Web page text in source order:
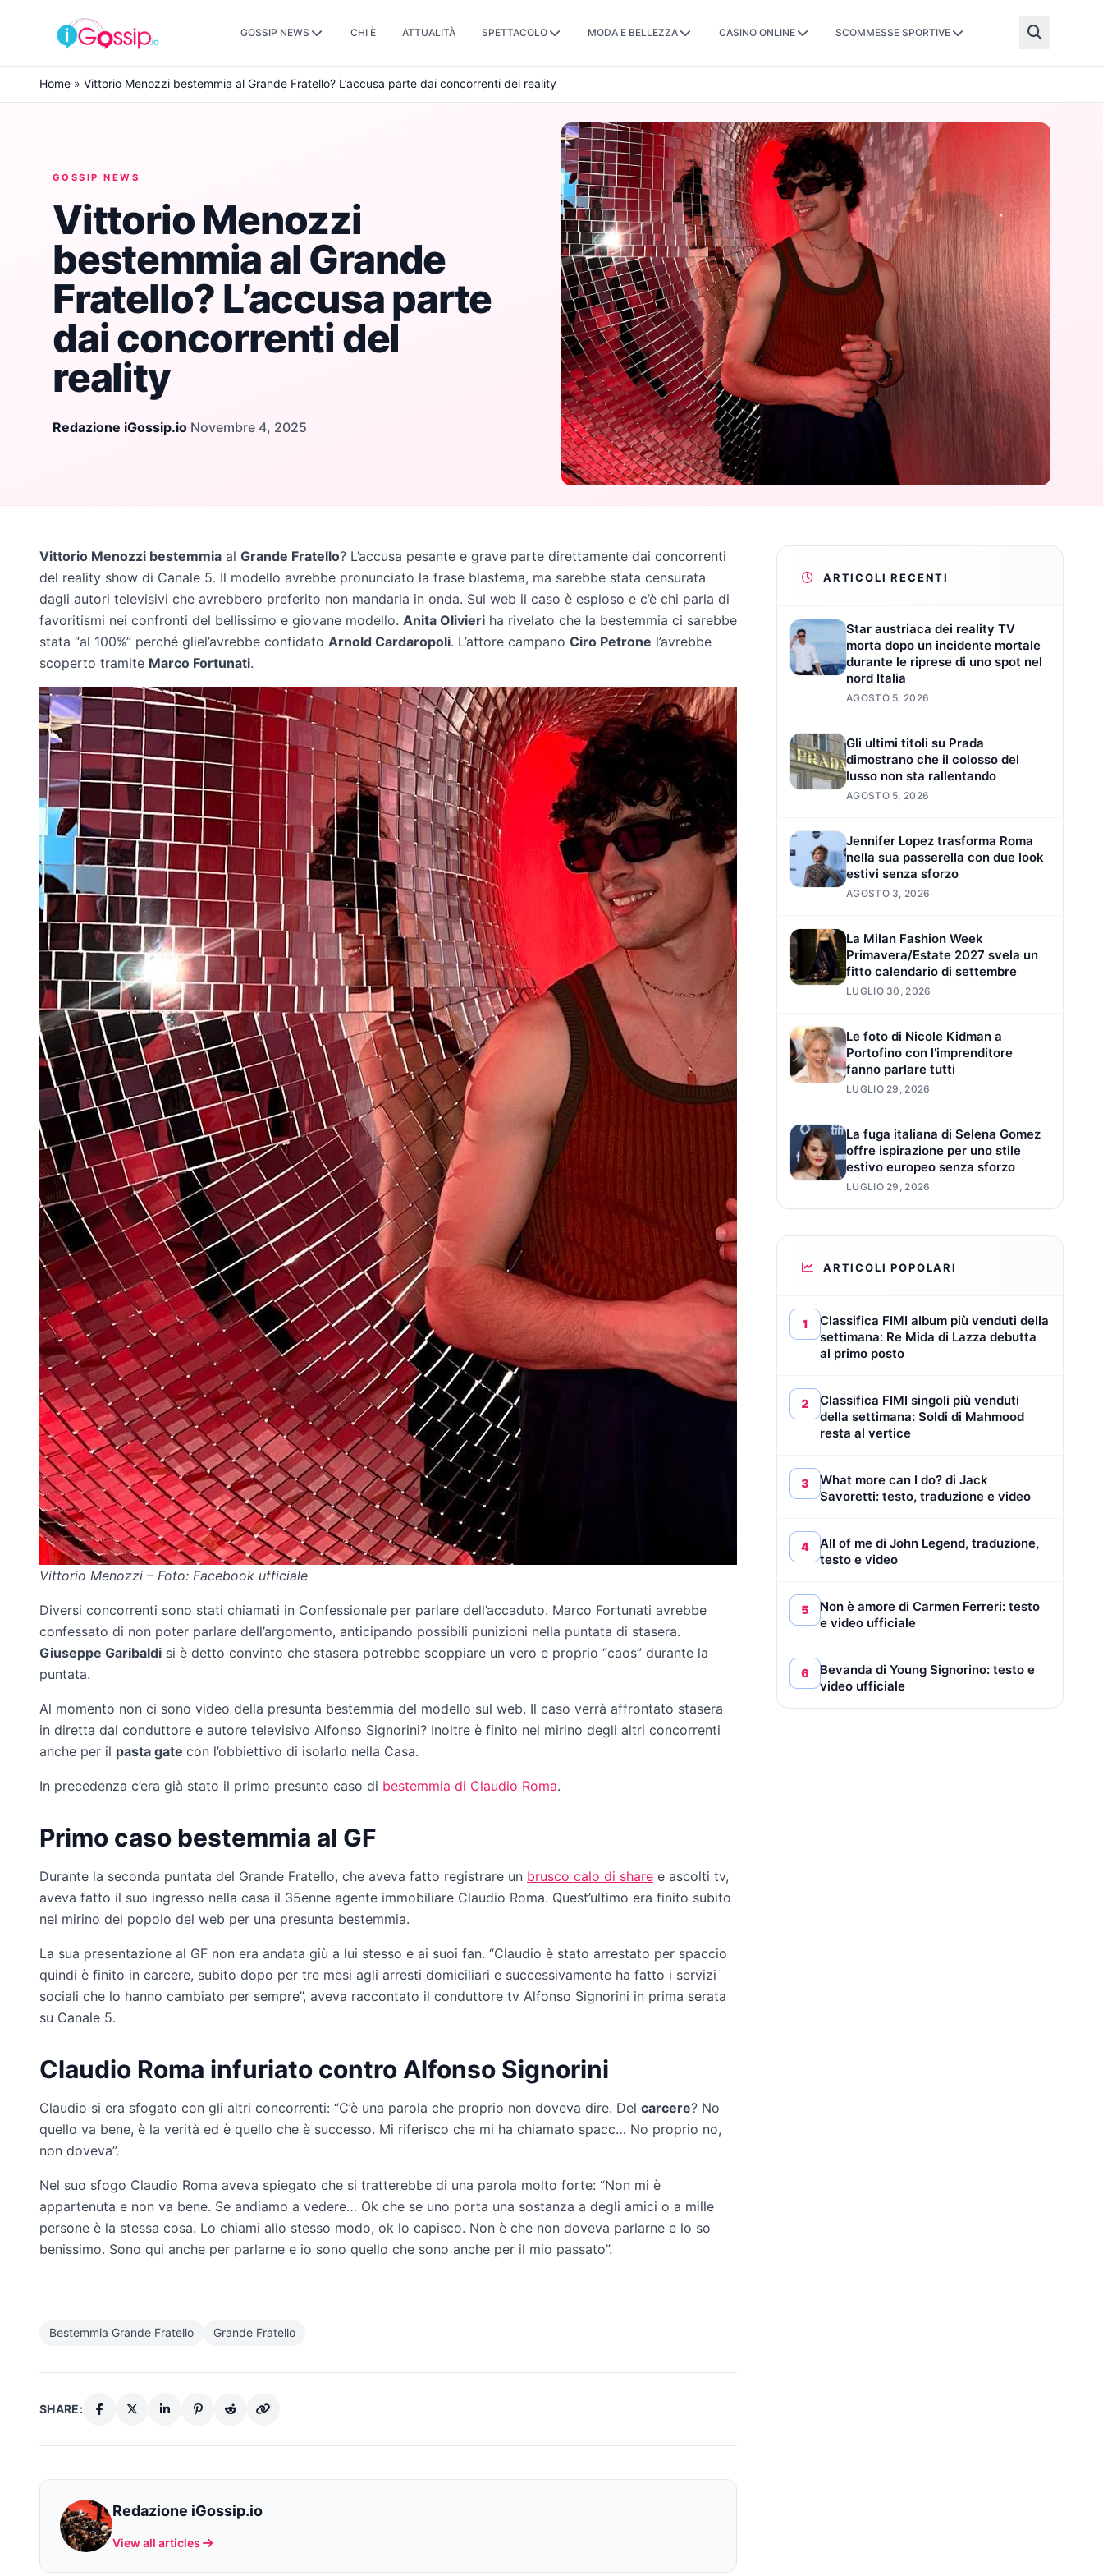
Skip to content
GOSSIP NEWS CHI È ATTUALITÀ SPETTACOLO MODA E BELLEZZA CASINO ONLINE SCOMMESSE SPORTIVE
Home » Vittorio Menozzi bestemmia al Grande Fratello? L’accusa parte dai concorrenti del reality
GOSSIP NEWS
Vittorio Menozzi
bestemmia al Grande
Fratello? L’accusa parte
dai concorrenti del
reality
Redazione iGossip.io·Novembre 4, 2025
Vittorio Menozzi bestemmia al Grande Fratello? L’accusa pesante e grave parte direttamente dai concorrenti
del reality show di Canale 5. Il modello avrebbe pronunciato la frase blasfema, ma sarebbe stata censurata
dagli autori televisivi che avrebbero preferito non mandarla in onda. Sul web il caso è esploso e c’è chi parla di
favoritismi nei confronti del bellissimo e giovane modello. Anita Olivieri ha rivelato che la bestemmia ci sarebbe
stata “al 100%” perché gliel’avrebbe confidato Arnold Cardaropoli. L’attore campano Ciro Petrone l’avrebbe
scoperto tramite Marco Fortunati.
Vittorio Menozzi – Foto: Facebook ufficiale
Diversi concorrenti sono stati chiamati in Confessionale per parlare dell’accaduto. Marco Fortunati avrebbe
confessato di non poter parlare dell’argomento, anticipando possibili punizioni nella puntata di stasera.
Giuseppe Garibaldi si è detto convinto che stasera potrebbe scoppiare un vero e proprio “caos” durante la
puntata.
Al momento non ci sono video della presunta bestemmia del modello sul web. Il caso verrà affrontato stasera
in diretta dal conduttore e autore televisivo Alfonso Signorini? Inoltre è finito nel mirino degli altri concorrenti
anche per il pasta gate con l’obbiettivo di isolarlo nella Casa.
In precedenza c’era già stato il primo presunto caso di bestemmia di Claudio Roma.
Primo caso bestemmia al GF
Durante la seconda puntata del Grande Fratello, che aveva fatto registrare un brusco calo di share e ascolti tv,
aveva fatto il suo ingresso nella casa il 35enne agente immobiliare Claudio Roma. Quest’ultimo era finito subito
nel mirino del popolo del web per una presunta bestemmia.
La sua presentazione al GF non era andata giù a lui stesso e ai suoi fan. “Claudio è stato arrestato per spaccio
quindi è finito in carcere, subito dopo per tre mesi agli arresti domiciliari e successivamente ha fatto i servizi
sociali che lo hanno cambiato per sempre”, aveva raccontato il conduttore tv Alfonso Signorini in prima serata
su Canale 5.
Claudio Roma infuriato contro Alfonso Signorini
Claudio si era sfogato con gli altri concorrenti: “C’è una parola che proprio non doveva dire. Del carcere? No
quello va bene, è la verità ed è quello che è successo. Mi riferisco che mi ha chiamato spacc… No proprio no,
non doveva”.
Nel suo sfogo Claudio Roma aveva spiegato che si tratterebbe di una parola molto forte: “Non mi è
appartenuta e non va bene. Se andiamo a vedere… Ok che se uno porta una sostanza a degli amici o a mille
persone è la stessa cosa. Lo chiami allo stesso modo, ok lo capisco. Non è che non doveva parlarne e lo so
benissimo. Sono qui anche per parlarne e io sono quello che sono anche per il mio passato”.
Bestemmia Grande Fratello Grande Fratello
SHARE:
Redazione iGossip.io
View all articles
ARTICOLI RECENTI
Star austriaca dei reality TV
morta dopo un incidente mortale
durante le riprese di uno spot nel
nord Italia
AGOSTO 5, 2026
Gli ultimi titoli su Prada
dimostrano che il colosso del
lusso non sta rallentando
AGOSTO 5, 2026
Jennifer Lopez trasforma Roma
nella sua passerella con due look
estivi senza sforzo
AGOSTO 3, 2026
La Milan Fashion Week
Primavera/Estate 2027 svela un
fitto calendario di settembre
LUGLIO 30, 2026
Le foto di Nicole Kidman a
Portofino con l’imprenditore
fanno parlare tutti
LUGLIO 29, 2026
La fuga italiana di Selena Gomez
offre ispirazione per uno stile
estivo europeo senza sforzo
LUGLIO 29, 2026
ARTICOLI POPOLARI
1
Classifica FIMI album più venduti della
settimana: Re Mida di Lazza debutta
al primo posto
2
Classifica FIMI singoli più venduti
della settimana: Soldi di Mahmood
resta al vertice
3
What more can I do? di Jack
Savoretti: testo, traduzione e video
4
All of me di John Legend, traduzione,
testo e video
5
Non è amore di Carmen Ferreri: testo
e video ufficiale
6
Bevanda di Young Signorino: testo e
video ufficiale